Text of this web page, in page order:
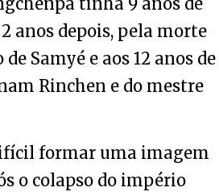
anos depois, pela morte
Samyé e aos 12 anos de
Rinchen e do mestre
formar uma imagem
o colapso do império